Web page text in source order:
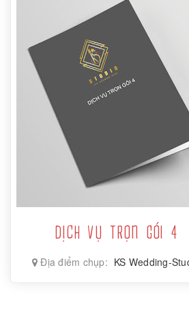
DỊCH VỤ TRỌN GÓI 4
Địa điểm chụp: KS Wedding-